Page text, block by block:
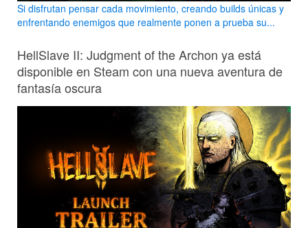
Si disfrutan pensar cada movimiento, creando builds únicas y
enfrentando enemigos que realmente ponen a prueba su...
HellSlave II: Judgment of the Archon ya está
disponible en Steam con una nueva aventura de
fantasía oscura